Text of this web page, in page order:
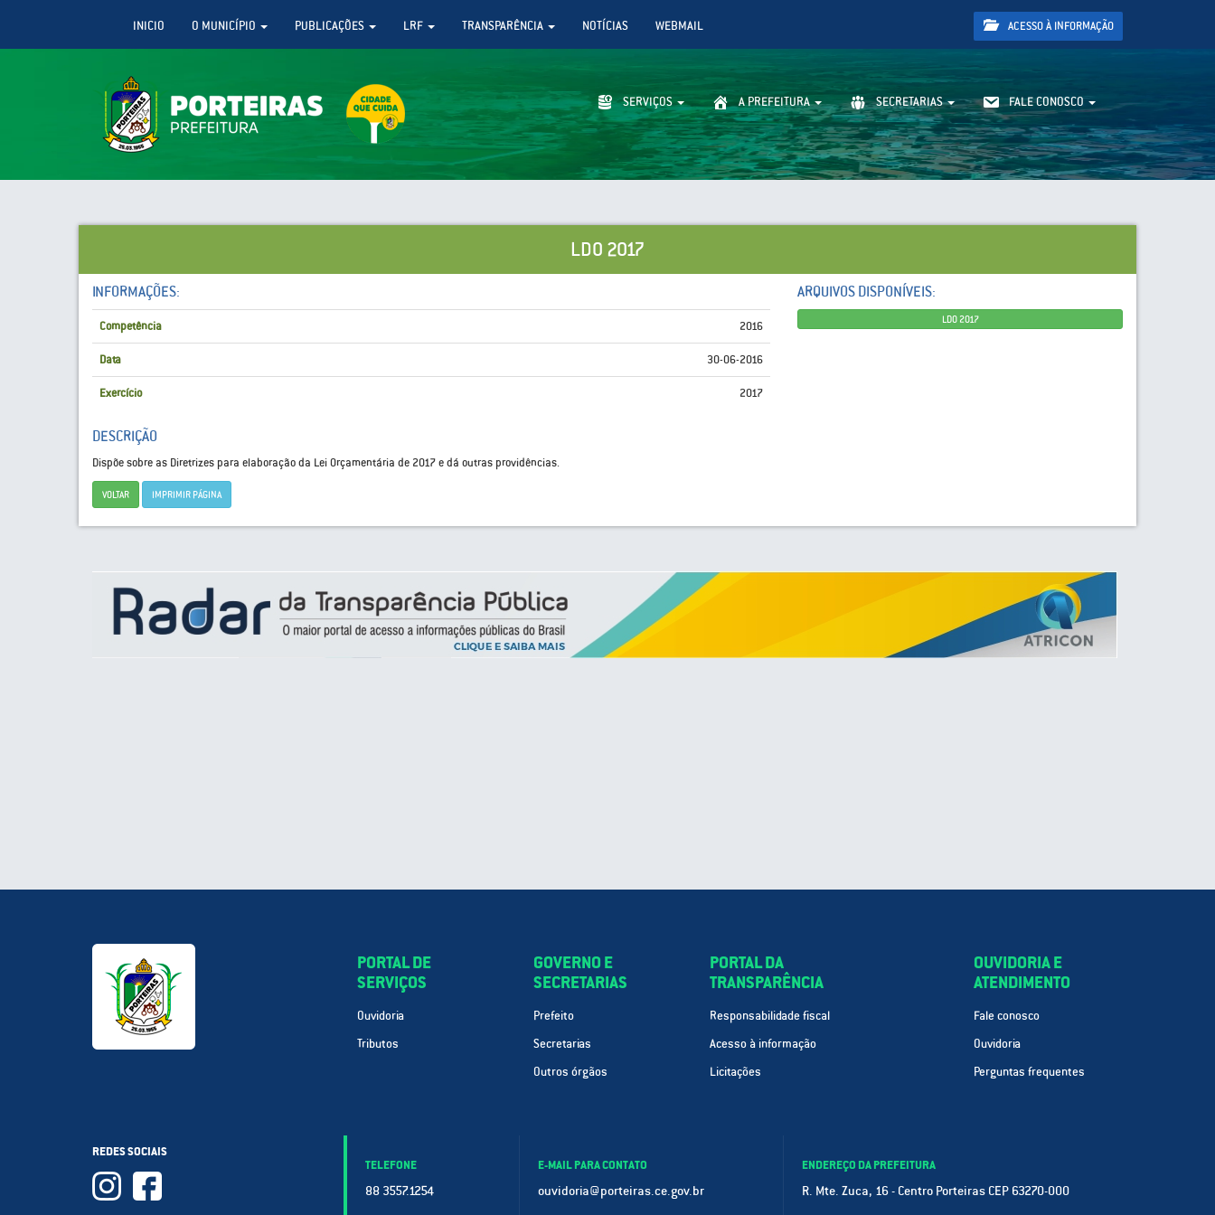
INICIO O MUNICÍPIO PUBLICAÇÕES LRF TRANSPARÊNCIA NOTÍCIAS WEBMAIL ACESSO À INFORMAÇÃO
SERVIÇOS A PREFEITURA SECRETARIAS FALE CONOSCO
LDO 2017
INFORMAÇÕES:
Competência 2016
Data 30-06-2016
Exercício 2017
DESCRIÇÃO
Dispõe sobre as Diretrizes para elaboração da Lei Orçamentária de 2017 e dá outras providências.
VOLTAR IMPRIMIR PÁGINA
ARQUIVOS DISPONÍVEIS:
LDO 2017
PORTAL DE
SERVIÇOS
Ouvidoria
Tributos
GOVERNO E
SECRETARIAS
Prefeito
Secretarias
Outros órgãos
PORTAL DA
TRANSPARÊNCIA
Responsabilidade fiscal
Acesso à informação
Licitações
OUVIDORIA E
ATENDIMENTO
Fale conosco
Ouvidoria
Perguntas frequentes
REDES SOCIAIS
TELEFONE
88 3557.1254
E-MAIL PARA CONTATO
ouvidoria@porteiras.ce.gov.br
ENDEREÇO DA PREFEITURA
R. Mte. Zuca, 16 - Centro Porteiras CEP 63270-000